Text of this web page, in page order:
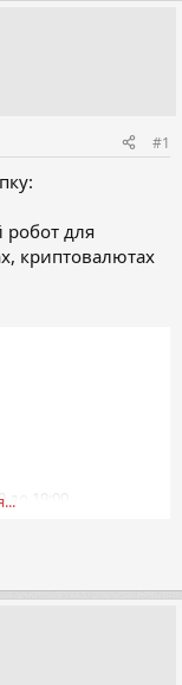
#1
для
криптовалютах
19:00,
профит.
выходе важных